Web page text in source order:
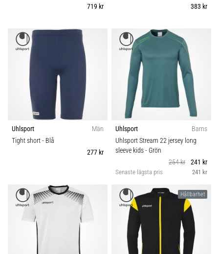
719 kr
383 kr
Uhlsport
Män
Tight short- Blå
277 kr
Uhlsport
Barns
Uhlsport Stream 22 jersey long
sleeve kids- Grön
254 kr
241 kr
Senaste lägsta pris 241 kr
Hållbarhet